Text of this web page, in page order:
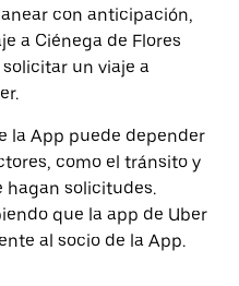
con anticipación,
a Ciénega de Flores
un viaje a
la App puede depender
como el tránsito y
hagan solicitudes.
que la app de Uber
al socio de la App.